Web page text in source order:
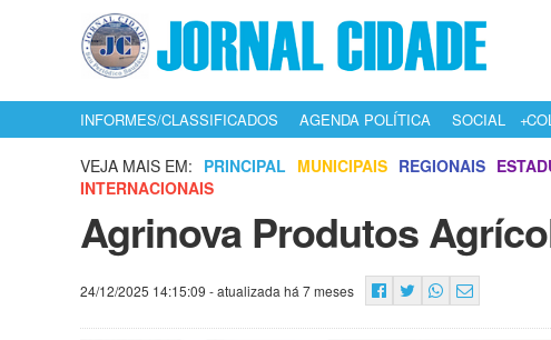
INFORMES/CLASSIFICADOS AGENDA POLÍTICA SOCIAL
VEJA MAIS EM: PRINCIPAL MUNICIPAIS REGIONAIS
INTERNACIONAIS
Agrinova Produtos
24/12/2025 14:15:09 - atualizada há 7 meses